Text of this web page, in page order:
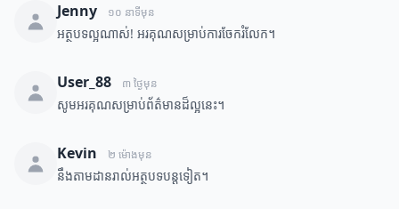
Jenny ១០ នាទីមុន
អត្ថបទល្អណាស់! អរគុណសម្រាប់ការចែករំលែក។
User_88 ៣ ថ្ងៃមុន
សូមអរគុណសម្រាប់ព័ត៌មានដ៏ល្អនេះ។
Kevin ២ ម៉ោងមុន
នឹងតាមដានរាល់អត្ថបទបន្តទៀត។